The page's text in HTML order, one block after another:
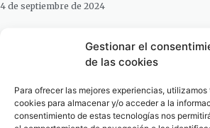
Gestionar el
de las cookies
Para ofrecer las mejores experiencias,
cookies para almacenar y/o acceder a la
consentimiento de estas tecnologías nos
4 de septiembre de 2024